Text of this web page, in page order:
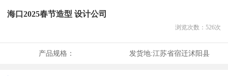
海口2025春节造型 设计公司
浏览次数： 526次
产品规格： 发货地:江苏省宿迁沭阳县